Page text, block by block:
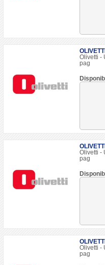
Olivetti -
pag
Olivetti -
pag
Olivetti -
pag